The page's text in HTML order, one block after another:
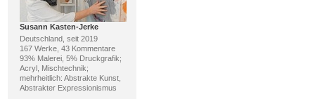
Susann Kasten-Jerke
Deutschland, seit 2019
167 Werke, 43 Kommentare
93% Malerei, 5% Druckgrafik;
Acryl, Mischtechnik;
mehrheitlich: Abstrakte Kunst,
Abstrakter Expressionismus